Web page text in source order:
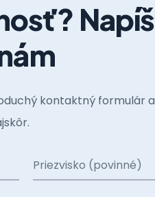
kontaktný formulár
Priezvisko (povinné)